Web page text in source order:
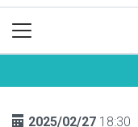
2025/02/27 18:30